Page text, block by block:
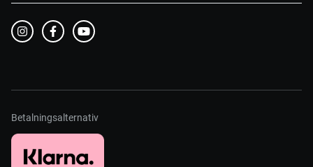
Betalningsalternativ